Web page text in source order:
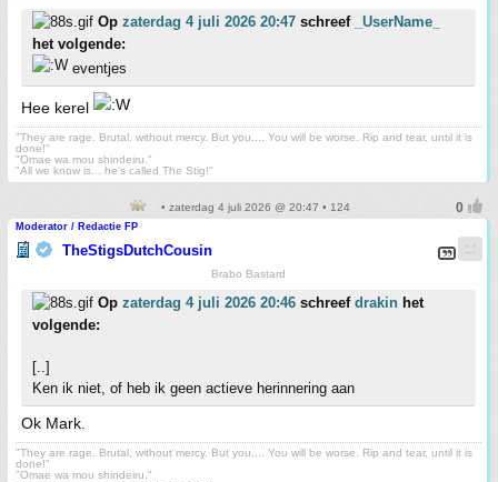
Op zaterdag 4 juli 2026 20:47 schreef
_UserName_
het volgende:
eventjes
Hee kerel
"They are rage. Brutal, without mercy. But you.... You will be worse. Rip and tear, until it is
done!"
"Omae wa mou shindeiru."
"All we know is... he's called The Stig!"
• zaterdag 4 juli 2026 @ 20:47 • 124
Moderator / Redactie FP
TheStigsDutchCousin
Brabo Bastard
Op zaterdag 4 juli 2026 20:46 schreef drakin het
volgende:
[..]
Ken ik niet, of heb ik geen actieve herinnering aan
Ok Mark.
"They are rage. Brutal, without mercy. But you.... You will be worse. Rip and tear, until it is
done!"
"Omae wa mou shindeiru."